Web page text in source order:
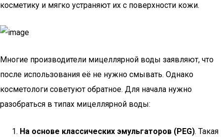
косметику и мягко устраняют их с поверхности кожи.
Многие производители мицеллярной воды заявляют, что
после использования её не нужно смывать. Однако
косметологи советуют обратное. Для начала нужно
разобраться в типах мицеллярной воды:
На основе классических эмульгаторов (PEG). Такая